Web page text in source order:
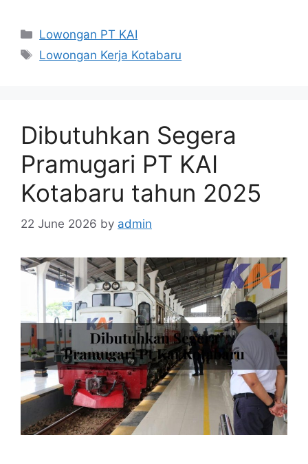
Categories
Lowongan PT KAI
Tags
Lowongan Kerja Kotabaru
Dibutuhkan Segera
Pramugari PT KAI
Kotabaru tahun 2025
22 June 2026 by admin